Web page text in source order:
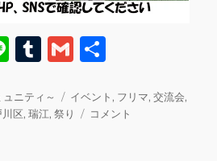
Li
e
T
m
bl
G
ai
l
ュニティ～
タ
グ
イベント, フリマ,交流会,
川区,瑞江,祭り
3
コメント